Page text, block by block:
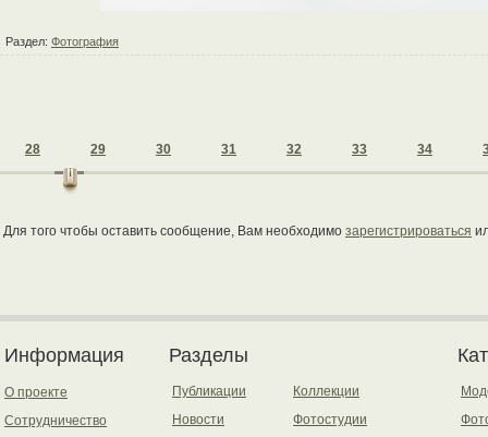
Раздел: Фотография
28 29 30 31 32 33 34
Для того чтобы оставить сообщение, Вам необходимо зарегистрироваться
Информация
О проекте
Сотрудничество
Разделы
Публикации
Новости
Коллекции
Фотостудии